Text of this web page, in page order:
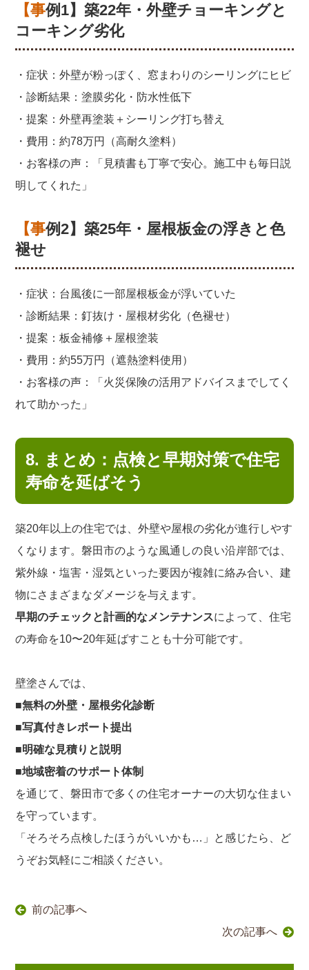
【事例1】築22年・外壁チョーキングと
コーキング劣化
・症状：外壁が粉っぽく、窓まわりのシーリングにヒビ
・診断結果：塗膜劣化・防水性低下
・提案：外壁再塗装＋シーリング打ち替え
・費用：約78万円（高耐久塗料）
・お客様の声：「見積書も丁寧で安心。施工中も毎日説
明してくれた」
【事例2】築25年・屋根板金の浮きと色
褪せ
・症状：台風後に一部屋根板金が浮いていた
・診断結果：釘抜け・屋根材劣化（色褪せ）
・提案：板金補修＋屋根塗装
・費用：約55万円（遮熱塗料使用）
・お客様の声：「火災保険の活用アドバイスまでしてく
れて助かった」
8. まとめ：点検と早期対策で住宅
寿命を延ばそう
築20年以上の住宅では、外壁や屋根の劣化が進行しやす
くなります。磐田市のような風通しの良い沿岸部では、
紫外線・塩害・湿気といった要因が複雑に絡み合い、建
物にさまざまなダメージを与えます。
早期のチェックと計画的なメンテナンスによって、住宅
の寿命を10〜20年延ばすことも十分可能です。
壁塗さんでは、
■無料の外壁・屋根劣化診断
■写真付きレポート提出
■明確な見積りと説明
■地域密着のサポート体制
を通じて、磐田市で多くの住宅オーナーの大切な住まい
を守っています。
「そろそろ点検したほうがいいかも…」と感じたら、ど
うぞお気軽にご相談ください。
前の記事へ
次の記事へ